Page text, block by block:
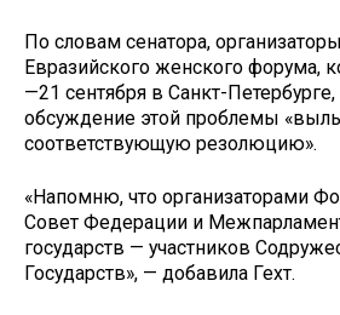
По словам сенатора,
Евразийского женского форума,
—21 сентября в Санкт-
обсуждение этой проблемы
соответствующую резолюцию».
«Напомню, что организаторами
Совет Федерации и
государств — участников
Государств», — добавила Гехт.